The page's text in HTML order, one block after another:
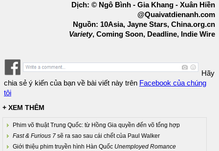
Dịch: © Ngô Bình - Gia Khang - Xuân Hiền
@Quaivatdienanh.com
Nguồn: 10Asia, Jayne Stars, China.org.cn
Variety, Coming Soon, Deadline, Indie Wire
Hãy
chia sẻ ý kiến của bạn về bài viết này trên Facebook của chúng
tôi
+ XEM THÊM
Phim võ thuật Trung Quốc: từ Hồng Gia quyền đến võ tổng hợp
Fast & Furious 7 sẽ ra sao sau cái chết của Paul Walker
Giới thiệu phim truyền hình Hàn Quốc Unemployed Romance